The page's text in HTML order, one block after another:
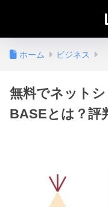
ホーム ビジネス
無料でネット
BASEとは？評